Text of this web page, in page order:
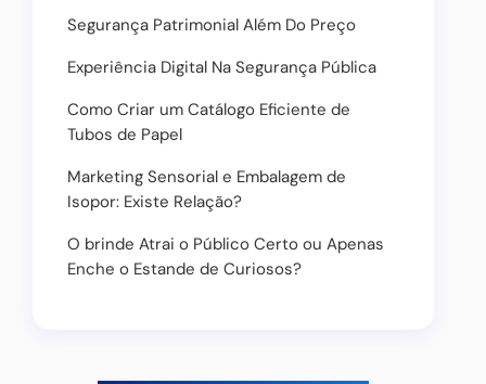
Segurança Patrimonial Além Do Preço
Experiência Digital Na Segurança Pública
Como Criar um Catálogo Eficiente de
Tubos de Papel
Marketing Sensorial e Embalagem de
Isopor: Existe Relação?
O brinde Atrai o Público Certo ou Apenas
Enche o Estande de Curiosos?